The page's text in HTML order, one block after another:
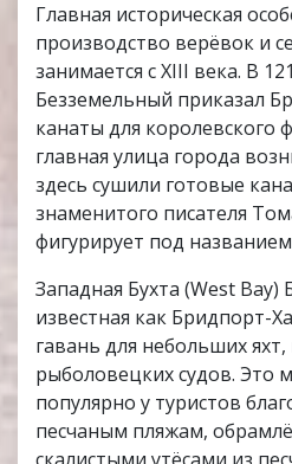
Главная историческая
производство верёвок и
занимается с XIII века. В
Безземельный приказал
канаты для королевского
главная улица города
здесь сушили готовые
знаменитого писателя
фигурирует под
Западная Бухта (West
известная как Бридпорт-
гавань для небольших
рыболовецких судов. Это
популярно у туристов
песчаным пляжам,